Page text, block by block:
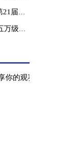
辆
博览会
香吗？